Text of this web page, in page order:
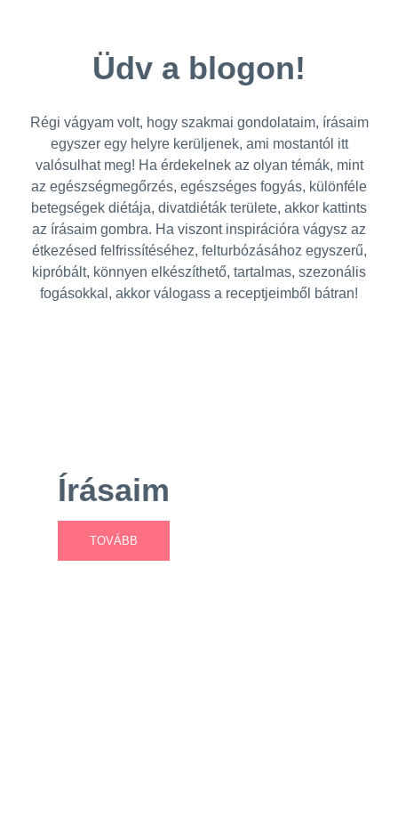
Üdv a blogon!
Régi vágyam volt, hogy szakmai gondolataim, írásaim
egyszer egy helyre kerüljenek, ami mostantól itt
valósulhat meg! Ha érdekelnek az olyan témák, mint
az egészségmegőrzés, egészséges fogyás, különféle
betegségek diétája, divatdiéták területe, akkor kattints
az írásaim gombra. Ha viszont inspirációra vágysz az
étkezésed felfrissítéséhez, felturbózásához egyszerű,
kipróbált, könnyen elkészíthető, tartalmas, szezonális
fogásokkal, akkor válogass a receptjeimből bátran!
Írásaim
TOVÁBB